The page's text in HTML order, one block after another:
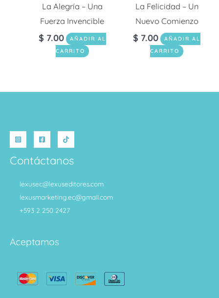
La Alegría – Una
Fuerza Invencible
$ 7.00
AÑADIR AL
CARRITO
La Felicidad – Un
Nuevo Comienzo
$ 7.00
AÑADIR AL
CARRITO
Contáctanos
lexusec@lexuseditores.com
lexusmarketing.ec@gmail.com
+593 2 250 2427
Aceptamos